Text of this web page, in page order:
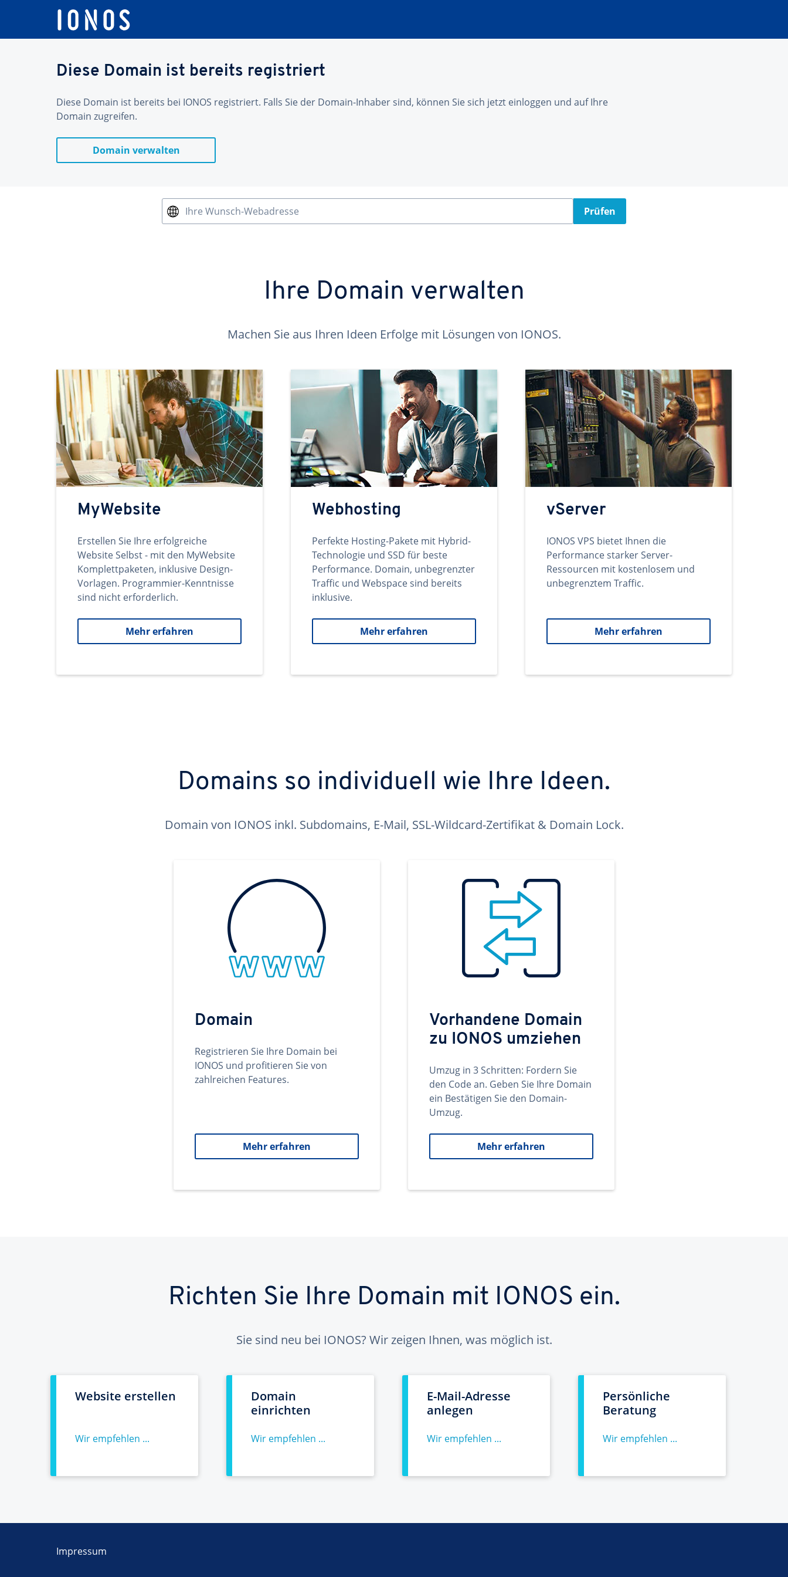
Diese Domain ist bereits registriert
Diese Domain ist bereits bei IONOS registriert. Falls Sie der Domain-Inhaber sind, können Sie sich jetzt einloggen und auf Ihre
Domain zugreifen.
Domain verwalten
Ihre Wunsch-Webadresse Prüfen
Ihre Domain verwalten
Machen Sie aus Ihren Ideen Erfolge mit Lösungen von IONOS.
MyWebsite
Erstellen Sie Ihre erfolgreiche
Website Selbst - mit den MyWebsite
Komplettpaketen, inklusive Design-
Vorlagen. Programmier-Kenntnisse
sind nicht erforderlich.
Mehr erfahren
Webhosting
Perfekte Hosting-Pakete mit Hybrid-
Technologie und SSD für beste
Performance. Domain, unbegrenzter
Traffic und Webspace sind bereits
inklusive.
Mehr erfahren
vServer
IONOS VPS bietet Ihnen die
Performance starker Server-
Ressourcen mit kostenlosem und
unbegrenztem Traffic.
Mehr erfahren
Domains so individuell wie Ihre Ideen.
Domain von IONOS inkl. Subdomains, E-Mail, SSL-Wildcard-Zertifikat & Domain Lock.
Domain
Registrieren Sie Ihre Domain bei
IONOS und profitieren Sie von
zahlreichen Features.
Mehr erfahren
Vorhandene Domain
zu IONOS umziehen
Umzug in 3 Schritten: Fordern Sie
den Code an. Geben Sie Ihre Domain
ein Bestätigen Sie den Domain-
Umzug.
Mehr erfahren
Richten Sie Ihre Domain mit IONOS ein.
Sie sind neu bei IONOS? Wir zeigen Ihnen, was möglich ist.
Website erstellen
Wir empfehlen ...
Domain
einrichten
Wir empfehlen ...
E-Mail-Adresse
anlegen
Wir empfehlen ...
Persönliche
Beratung
Wir empfehlen ...
Impressum